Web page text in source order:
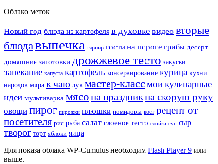
Облако меток
Новый год блюда из картофеля в духовке видео вторые
блюдавыпечка гарнир гости на пороге грибы десерт
домашние заготовки дрожжевое тесто закуски
запекание капуста картофель консервирование курица кухни
народов мира к чаю лук мастер-класс мои кулинарные
идеи мультиварка мясо на праздникна скорую руку
овощи пирог пирожки плюшки помидоры пост рецепт от
посетителя рис рыба салат слоеное тесто слойки суп сыр
творог торт яблоки яйца
Для показа облака WP-Cumulus необходим Flash Player 9 или
выше.